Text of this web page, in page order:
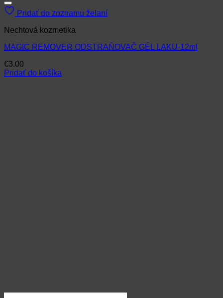
Pridať do zoznamu želaní
Nechtová kozmetika
MAGIC REMOVER ODSTRAŇOVAČ GÉL LAKU-12ml
€3.00
Pridať do košíka